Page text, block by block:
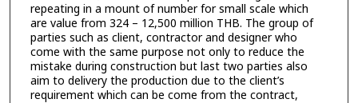
repeating in a mount of number for small scale which
are value from 324 – 12,500 million THB. The group of
parties such as client, contractor and designer who
come with the same purpose not only to reduce the
mistake during construction but last two parties also
aim to delivery the production due to the client’s
requirement which can be come from the contract,